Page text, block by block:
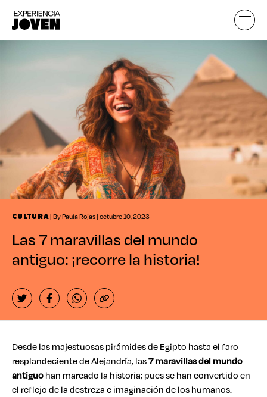
CULTURA| ByPaula Rojas| octubre 10, 2023
Las 7 maravillas del mundo
antiguo: ¡recorre la historia!
Desde las majestuosas pirámides de Egipto hasta el faro
resplandeciente de Alejandría, las7maravillas del mundo
antiguohan marcado la historia; pues se han convertido en
el reflejo de la destreza e imaginación de los humanos.